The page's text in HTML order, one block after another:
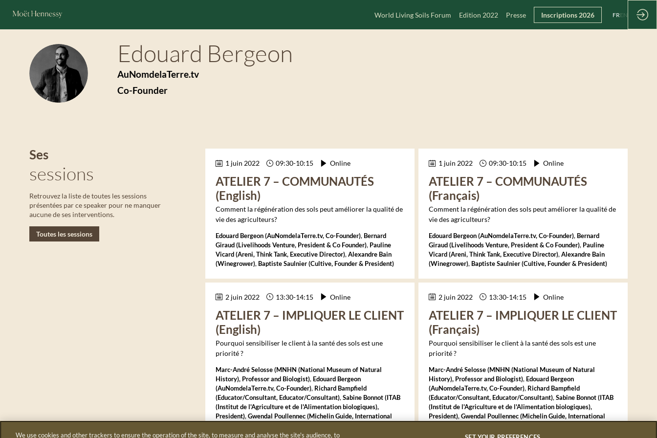
World Living Soils Forum Edition 2022 Presse Inscriptions 2026 FREN
EB
Edouard Bergeon
AuNomdelaTerre.tv
Co-Founder
Ses
sessions
Retrouvez la liste de toutes les sessions
présentées par ce speaker pour ne manquer
aucune de ses interventions.
Toutes les sessions
1 juin 2022 09:30-10:15 Online
ATELIER 7 – COMMUNAUTÉS
(English)
Comment la régénération des sols peut améliorer la qualité de
vie des agriculteurs?
Edouard Bergeon(AuNomdelaTerre.tv,Co-Founder) Bernard
Giraud(Livelihoods Venture, President & Co Founder) Pauline
Vicard(Areni, Think Tank, Executive Director) Alexandre Bain
(Winegrower) BaptisteSaulnier(Cultive, Founder & President)
1 juin 2022 09:30-10:15 Online
ATELIER 7 – COMMUNAUTÉS
(Français)
Comment la régénération des sols peut améliorer la qualité de
vie des agriculteurs?
Edouard Bergeon(AuNomdelaTerre.tv,Co-Founder) Bernard
Giraud(Livelihoods Venture, President & Co Founder) Pauline
Vicard(Areni, Think Tank, Executive Director) Alexandre Bain
(Winegrower) BaptisteSaulnier(Cultive, Founder & President)
2 juin 2022 13:30-14:15 Online
ATELIER 7 – IMPLIQUER LE CLIENT
(English)
Pourquoi sensibiliser le client à la santé des sols est une
priorité ?
Marc-AndréSelosse​(MNHN (National Museum of Natural
History), Professor and Biologist) Edouard Bergeon
(AuNomdelaTerre.tv,Co-Founder) Richard Bampfield
(Educator/Consultant, Educator/Consultant) Sabine Bonnot(ITAB
(Institut de l'Agriculture et de l'Alimentation biologiques),
President) Gwendal Poullennec(Michelin Guide, International
2 juin 2022 13:30-14:15 Online
ATELIER 7 – IMPLIQUER LE CLIENT
(Français)
Pourquoi sensibiliser le client à la santé des sols est une
priorité ?
Marc-AndréSelosse​(MNHN (National Museum of Natural
History), Professor and Biologist) Edouard Bergeon
(AuNomdelaTerre.tv,Co-Founder) Richard Bampfield
(Educator/Consultant, Educator/Consultant) Sabine Bonnot(ITAB
(Institut de l'Agriculture et de l'Alimentation biologiques),
President) Gwendal Poullennec(Michelin Guide, International
We use cookies and other trackers to ensure the operation of the site, to measure and analyse the site's audience, to